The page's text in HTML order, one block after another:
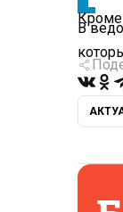
Кроме
В